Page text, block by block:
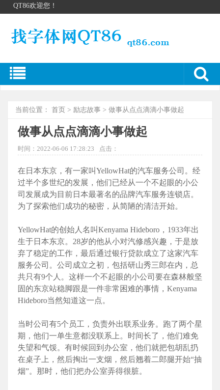
QT86欢迎您！
当前位置： 首页 > 励志故事 > 做事从点点滴滴小事做起
做事从点点滴滴小事做起
时间：2022-06-06 17:28:23 点击：
在日本东京，有一家叫YellowHat的汽车服务公司。经
过半个多世纪的发展，他们已经从一个不起眼的小公
司发展成为目前日本最著名的品牌汽车服务连锁店。
为了探索他们成功的秘密，从简陋的清洁开始。
YellowHat的创始人名叫Kenyama Hideboro，1933年出
生于日本东京。28岁的他从小对汽修感兴趣，于是放
弃了稳定的工作，最后通过银行贷款成立了这家汽车
服务公司。公司成立之初，包括研山秀三郎在内，总
共只有9个人。这样一个不起眼的小公司要在森林般坚
固的东京站稳脚跟是一件非常困难的事情，Kenyama
Hideboro当然知道这一点。
当时公司有5个员工，负责外出联系业务。跑了两个星
期，他们一单生意都没联系上。时间长了，他们难免
失望和气馁。有时候回到办公室，他们就把包胡乱扔
在桌子上，然后掏出一支烟，然后翘着二郎腿开始“抽
烟”。那时，他们把办公室弄得很脏。